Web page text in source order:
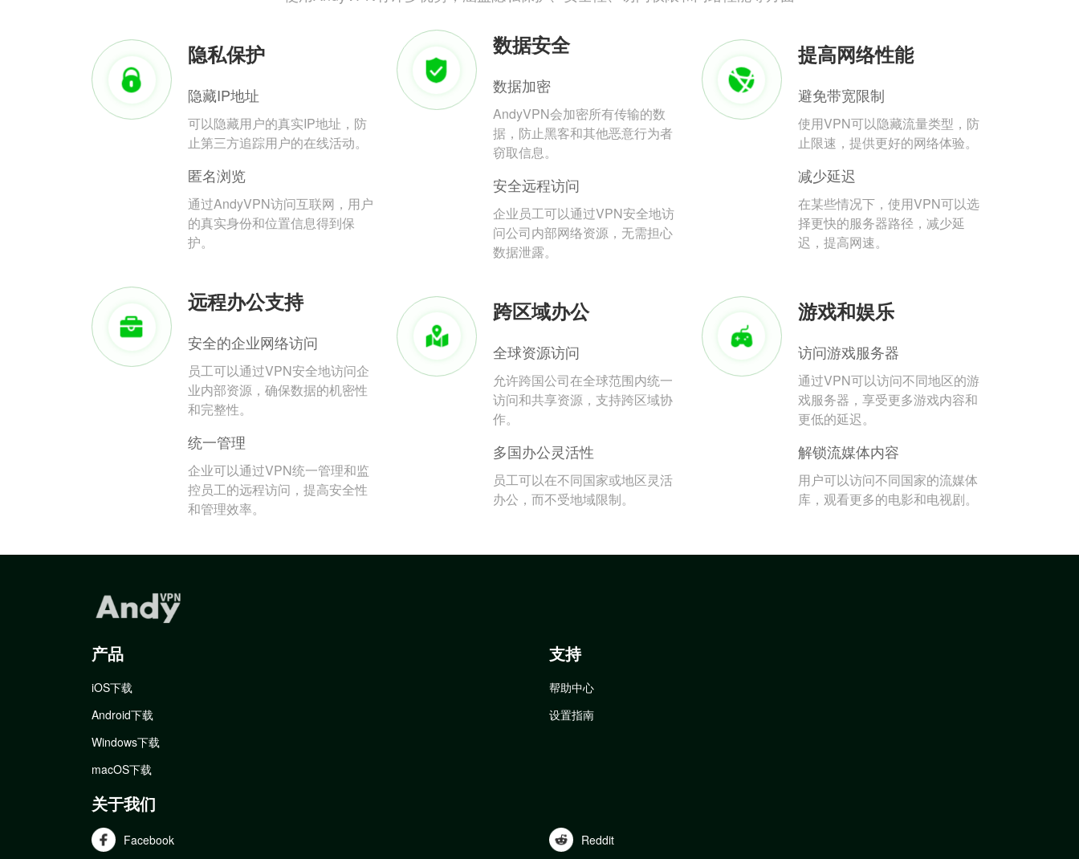
隐私保护
隐藏IP地址
可以隐藏用户的真实IP地址，防
止第三方追踪用户的在线活动。
匿名浏览
通过AndyVPN访问互联网，用户
的真实身份和位置信息得到保
护。
数据安全
数据加密
AndyVPN会加密所有传输的数
据，防止黑客和其他恶意行为者
窃取信息。
安全远程访问
企业员工可以通过VPN安全地访
问公司内部网络资源，无需担心
数据泄露。
提高网络性能
避免带宽限制
使用VPN可以隐藏流量类型，防
止限速，提供更好的网络体验。
减少延迟
在某些情况下，使用VPN可以选
择更快的服务器路径，减少延
迟，提高网速。
远程办公支持
安全的企业网络访问
员工可以通过VPN安全地访问企
业内部资源，确保数据的机密性
和完整性。
统一管理
企业可以通过VPN统一管理和监
控员工的远程访问，提高安全性
和管理效率。
跨区域办公
全球资源访问
允许跨国公司在全球范围内统一
访问和共享资源，支持跨区域协
作。
多国办公灵活性
员工可以在不同国家或地区灵活
办公，而不受地域限制。
游戏和娱乐
访问游戏服务器
通过VPN可以访问不同地区的游
戏服务器，享受更多游戏内容和
更低的延迟。
解锁流媒体内容
用户可以访问不同国家的流媒体
库，观看更多的电影和电视剧。
产品
iOS下载
Android下载
Windows下载
macOS下载
支持
帮助中心
设置指南
关于我们
Facebook Reddit